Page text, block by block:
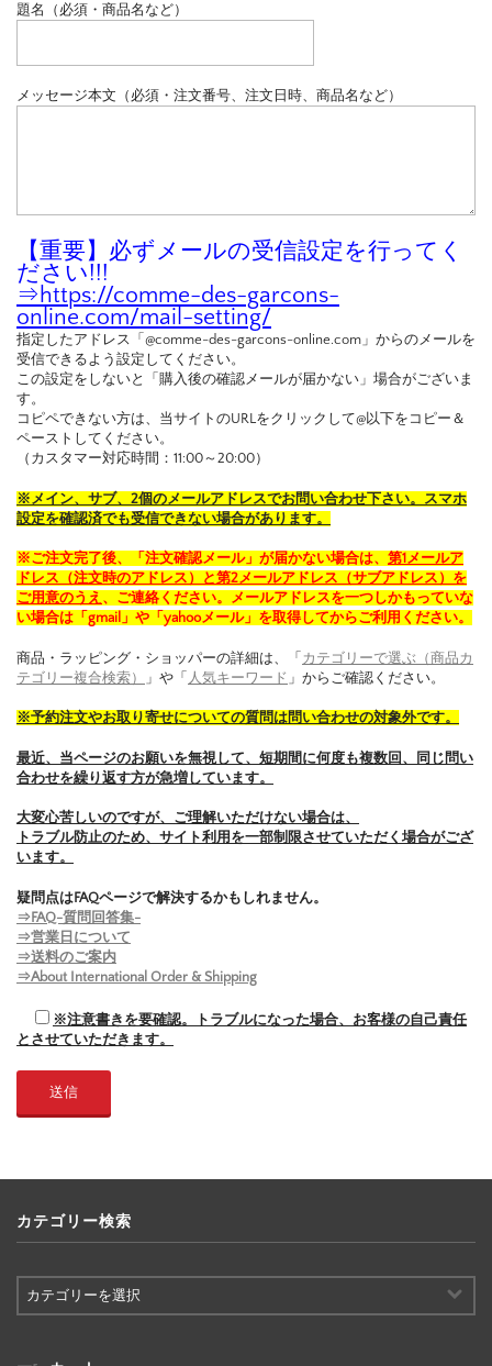
題名（必須・商品名など）
メッセージ本文（必須・注文番号、注文日時、商品名など）
【重要】必ずメールの受信設定を行ってく
ださい!!!
⇒https://comme-des-garcons-
online.com/mail-setting/
指定したアドレス「@comme-des-garcons-online.com」からのメールを
受信できるよう設定してください。
この設定をしないと「購入後の確認メールが届かない」場合がございま
す。
コピペできない方は、当サイトのURLをクリックして@以下をコピー＆
ペーストしてください。
（カスタマー対応時間：11:00～20:00）
※メイン、サブ、2個のメールアドレスでお問い合わせ下さい。スマホ
設定を確認済でも受信できない場合があります。
※ご注文完了後、「注文確認メール」が届かない場合は、 第1メールア
ドレス（注文時のアドレス）と第2メールアドレス（サブアドレス）を
ご用意のうえ 、ご連絡ください。メールアドレスを一つしかもっていな
い場合は「gmail」や「yahooメール」を取得してからご利用ください。
商品・ラッピング・ショッパーの詳細は、「 カテゴリーで選ぶ（商品カ
テゴリー複合検索）
」や「 人気キーワード 」からご確認ください。
※予約注文やお取り寄せについての質問は問い合わせの対象外です。
最近、当ページのお願いを無視して、短期間に何度も複数回、同じ問い
合わせを繰り返す方が急増しています。
大変心苦しいのですが、ご理解いただけない場合は、
トラブル防止のため、サイト利用を一部制限させていただく場合がござ
います。
疑問点はFAQページで解決するかもしれません。
⇒FAQ-質問回答集-
⇒営業日について
⇒送料のご案内
⇒About International Order & Shipping
※注意書きを要確認。トラブルになった場合、お客様の自己責任
とさせていただきます。
カテゴリー検索
テ